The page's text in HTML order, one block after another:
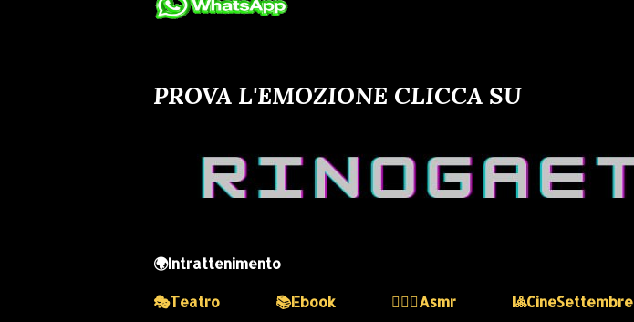
PROVA L'EMOZIONE CLICCA SU
🌍Intrattenimento
🎭Teatro
📚Ebook 💆🏻‍♀️Asmr 🎱CineSettembre